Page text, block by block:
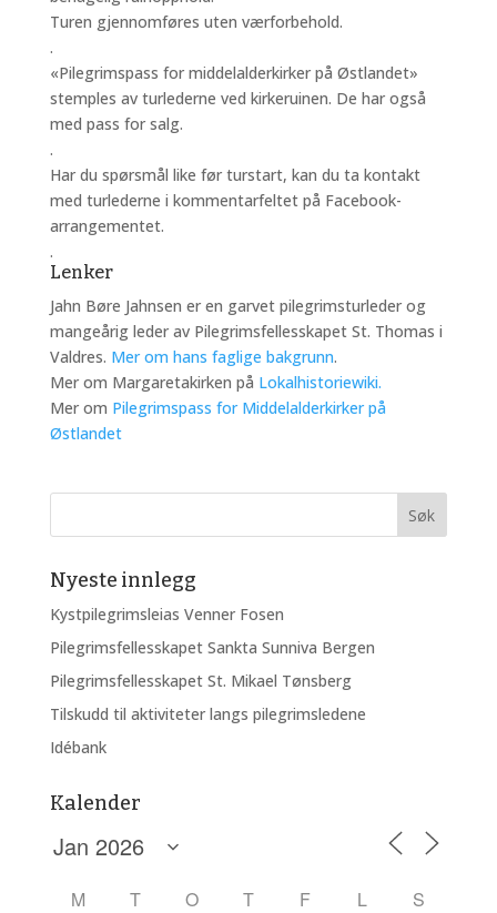
Turen gjennomføres uten værforbehold.
.
«Pilegrimspass for middelalderkirker på Østlandet»
stemples av turlederne ved kirkeruinen. De har også
med pass for salg.
.
Har du spørsmål like før turstart, kan du ta kontakt
med turlederne i kommentarfeltet på Facebook-
arrangementet.
.
Lenker
Jahn Børe Jahnsen er en garvet pilegrimsturleder og
mangeårig leder av Pilegrimsfellesskapet St. Thomas i
Valdres. Mer om hans faglige bakgrunn.
Mer om Margaretakirken på Lokalhistoriewiki.
Mer om Pilegrimspass for Middelalderkirker på
Østlandet
Nyeste innlegg
Kystpilegrimsleias Venner Fosen
Pilegrimsfellesskapet Sankta Sunniva Bergen
Pilegrimsfellesskapet St. Mikael Tønsberg
Tilskudd til aktiviteter langs pilegrimsledene
Idébank
Kalender
M T O T F L
S